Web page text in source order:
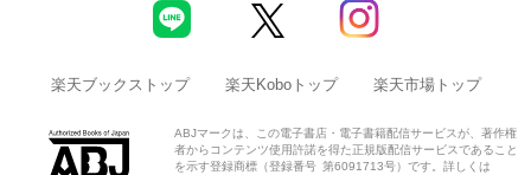
楽天ブックストップ 楽天Koboトップ 楽天市場トップ
ABJマークは、この電子書店・電子書籍配信サービスが、著作権
者からコンテンツ使用許諾を得た正規版配信サービスであること
を示す登録商標（登録番号 第6091713号）です。詳しくは